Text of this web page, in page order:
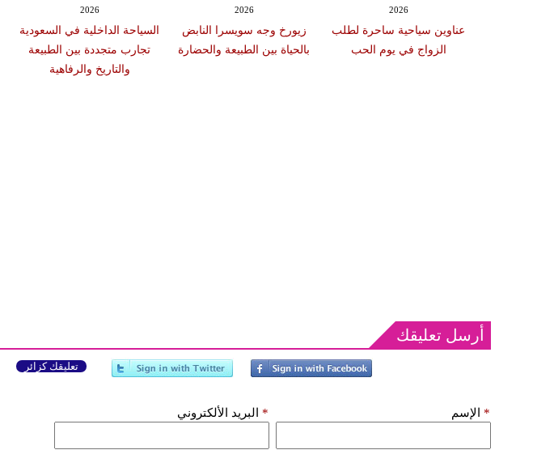
2026
السياحة الداخلية في السعودية
تجارب متجددة بين الطبيعة
والتاريخ والرفاهية
2026
زيورخ وجه سويسرا النابض
بالحياة بين الطبيعة والحضارة
2026
عناوين سياحية ساحرة لطلب
الزواج في يوم الحب
أرسل تعليقك
تعليقك كزائر
الإسم * البريد الألكتروني *